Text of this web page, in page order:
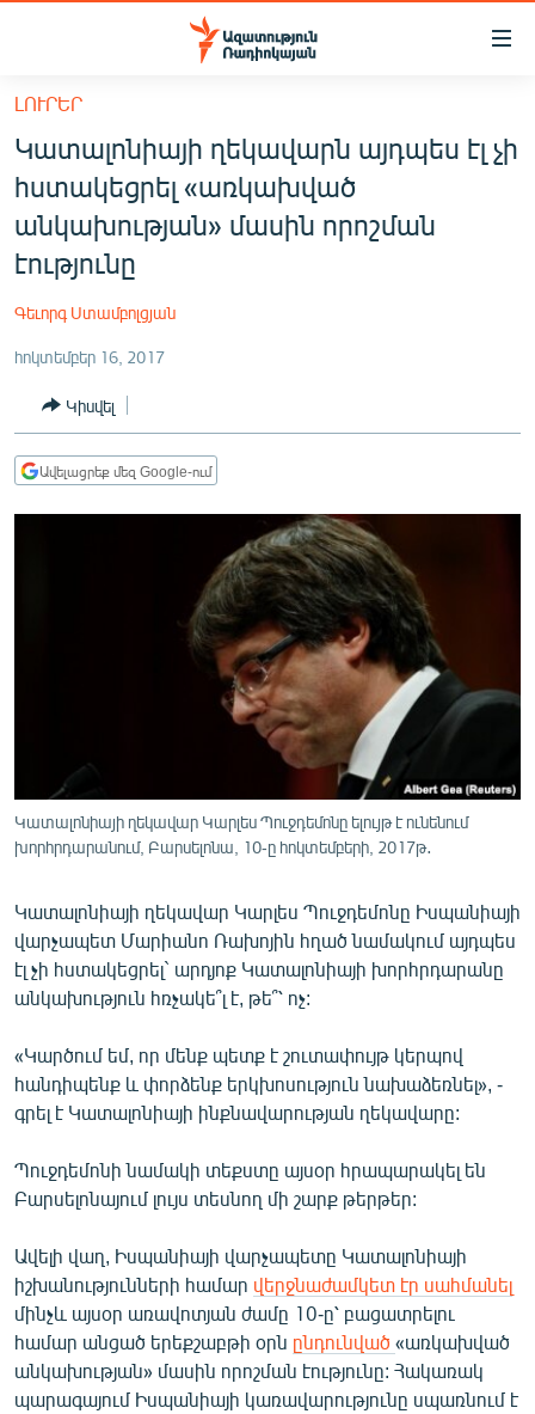
Մատչելիության
հիմնական
բովանդակությանը
Անցնել
հիմնական
մենյուին
Որոնում
ՀԱՅԱՍՏԱՆ
ՔԱՂԱՔԱԿԱՆ
ԸՆՏՐՈՒԹՅՈՒՆՆԵՐ 2026
ՊԱՏԵՐԱԶՄԻ 6 ՇԱԲԱԹՆԵՐԸ
ՏԱՐԱԾԱՇՐՋԱՆ
ԿՈՐՈՆԱՎԻՐՈՒՍ
ԱՐԽԻՎ
ՏԵՍԱՆՅՈՒԹԵՐ
ԲԱՆԱՎԵՃ
ՁԳՏԵԼՈՎ ԼԱՎԱԳՈՒՅՆԻՆ
ՓՈԴՔԱՍԹ
Հայերեն
English
ՀԵՏԵՎԵՔ ՄԵԶ
«Ազատության» բոլոր կայքերը
ԼՈՒՐԵՐ
Կատալոնիայի ղեկավարն այդպես էլ չի
հստակեցրել «առկախված
անկախության» մասին որոշման
էությունը
Գեւորգ Ստամբոլցյան
հոկտեմբեր 16, 2017
Կիսվել
Ավելացրեք մեզ Google-ում
Կատալոնիայի ղեկավար Կարլես Պուջդեմոնը ելույթ է ունենում
խորհրդարանում, Բարսելոնա, 10-ը հոկտեմբերի, 2017թ․
Կատալոնիայի ղեկավար Կարլես Պուջդեմոնը Իսպանիայի
վարչապետ Մարիանո Ռախոյին հղած նամակում այդպես
էլ չի հստակեցրել` արդյոք Կատալոնիայի խորհրդարանը
անկախություն հռչակե՞լ է, թե՞՝ ոչ:
«Կարծում եմ, որ մենք պետք է շուտափույթ կերպով
հանդիպենք և փորձենք երկխոսություն նախաձեռնել», -
գրել է Կատալոնիայի ինքնավարության ղեկավարը:
Պուջդեմոնի նամակի տեքստը այսօր հրապարակել են
Բարսելոնայում լույս տեսնող մի շարք թերթեր:
Ավելի վաղ, Իսպանիայի վարչապետը Կատալոնիայի
իշխանությունների համար վերջնաժամկետ էր սահմանել
մինչև այսօր առավոտյան ժամը 10-ը՝ բացատրելու
համար անցած երեքշաբթի օրն ընդունված «առկախված
անկախության» մասին որոշման էությունը: Հակառակ
պարագայում Իսպանիայի կառավարությունը սպառնում է